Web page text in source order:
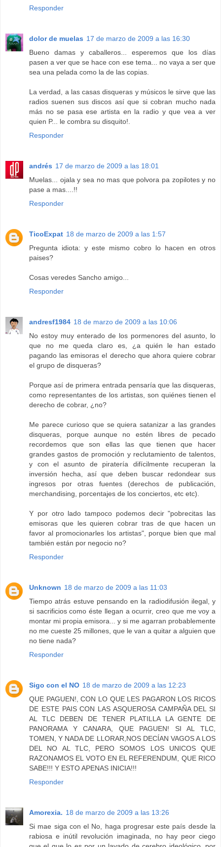
Responder
dolor de muelas 17 de marzo de 2009 a las 16:30
Bueno damas y caballeros... esperemos que los días
pasen a ver que se hace con ese tema... no vaya a ser que
sea una pelada como la de las copias.
La verdad, a las casas disqueras y músicos le sirve que las
radios suenen sus discos así que si cobran mucho nada
más no se pasa ese artista en la radio y que vea a ver
quien P... le combra su disquito!.
Responder
andrés 17 de marzo de 2009 a las 18:01
Muelas... ojala y sea no mas que polvora pa zopilotes y no
pase a mas....!!
Responder
TicoExpat 18 de marzo de 2009 a las 1:57
Pregunta idiota: y este mismo cobro lo hacen en otros
paises?
Cosas veredes Sancho amigo...
Responder
andresf1984 18 de marzo de 2009 a las 10:06
No estoy muy enterado de los pormenores del asunto, lo
que no me queda claro es, ¿a quién le han estado
pagando las emisoras el derecho que ahora quiere cobrar
el grupo de disqueras?
Porque así de primera entrada pensaría que las disqueras,
como representantes de los artistas, son quiénes tienen el
derecho de cobrar, ¿no?
Me parece curioso que se quiera satanizar a las grandes
disqueras, porque aunque no estén libres de pecado
recordemos que son ellas las que tienen que hacer
grandes gastos de promoción y reclutamiento de talentos,
y con el asunto de piratería difícilmente recuperan la
inversión hecha, así que deben buscar redondear sus
ingresos por otras fuentes (derechos de publicación,
merchandising, porcentajes de los conciertos, etc etc).
Y por otro lado tampoco podemos decir "pobrecitas las
emisoras que les quieren cobrar tras de que hacen un
favor al promocionarles los artistas", porque bien que mal
también están por negocio no?
Responder
Unknown 18 de marzo de 2009 a las 11:03
Tiempo atrás estuve pensando en la radiodifusión ilegal, y
si sacrificios como éste llegan a ocurrir, creo que me voy a
montar mi propia emisora... y si me agarran probablemente
no me cueste 25 millones, que le van a quitar a alguien que
no tiene nada?
Responder
Sigo con el NO 18 de marzo de 2009 a las 12:23
QUE PAGUEN!, CON LO QUE LES PAGARON LOS RICOS
DE ESTE PAIS CON LAS ASQUEROSA CAMPAÑA DEL SI
AL TLC DEBEN DE TENER PLATILLA LA GENTE DE
PANORAMA Y CANARA, QUE PAGUEN! SI AL TLC,
TOMEN, Y NADA DE LLORAR,NOS DECÍAN VAGOS A LOS
DEL NO AL TLC, PERO SOMOS LOS UNICOS QUE
RAZONAMOS EL VOTO EN EL REFERENDUM, QUE RICO
SABE!!! Y ESTO APENAS INICIA!!!
Responder
Amorexia. 18 de marzo de 2009 a las 13:26
Si mae siga con el No, haga progresar este país desde la
rabiosa e inútil revolución imaginada, no hay peor ciego